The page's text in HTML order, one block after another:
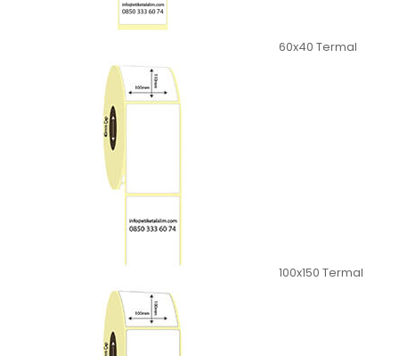
60x40 Termal
100x150 Termal